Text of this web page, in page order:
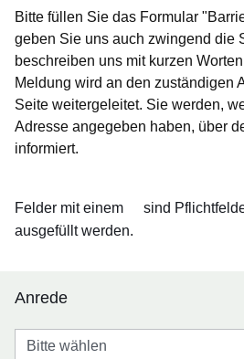
Bitte füllen Sie das Formular
geben Sie uns auch zwingend die
beschreiben uns mit kurzen
Meldung wird an den zuständigen
Seite weitergeleitet. Sie werden,
Adresse angegeben haben, über
informiert.
Felder mit einem
sind
ausgefüllt werden.
Anrede
Anrede